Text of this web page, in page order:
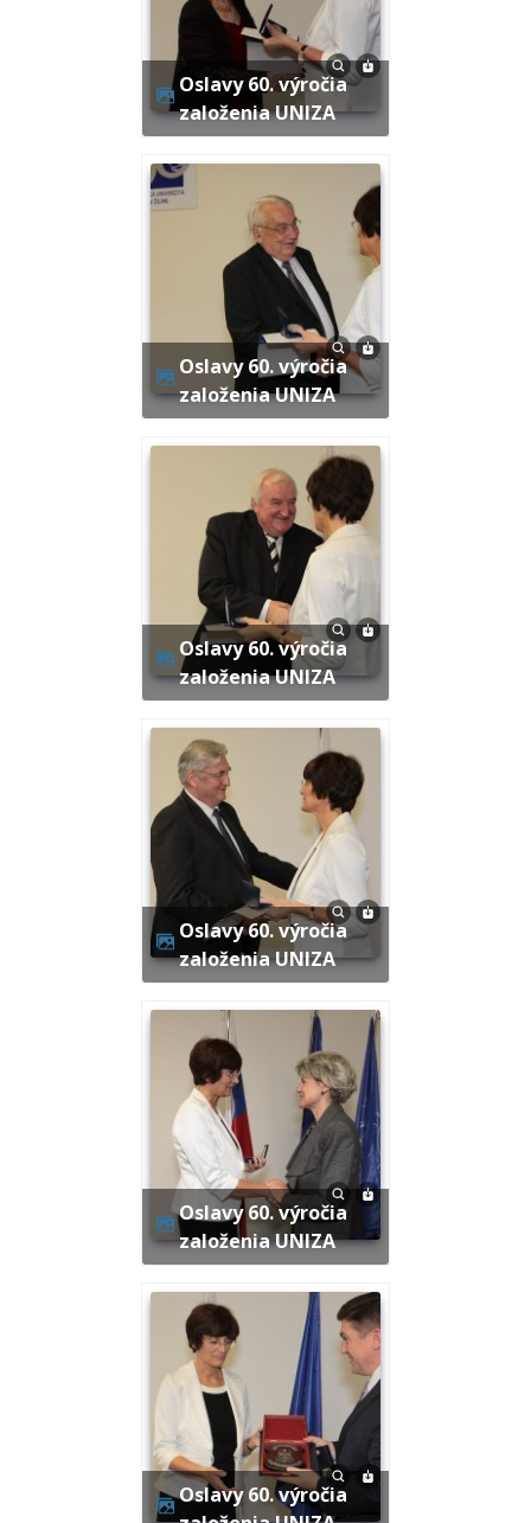
Oslavy 60. výročia
založenia UNIZA
Oslavy 60. výročia
založenia UNIZA
Oslavy 60. výročia
založenia UNIZA
Oslavy 60. výročia
založenia UNIZA
Oslavy 60. výročia
založenia UNIZA
Oslavy 60. výročia